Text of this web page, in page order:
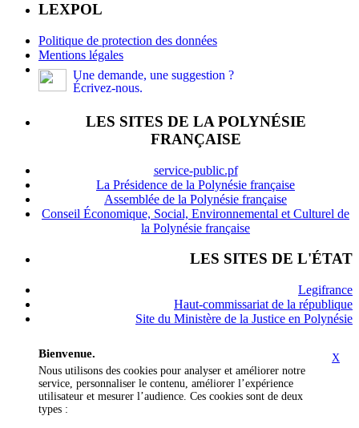
LEXPOL
Politique de protection des données
Mentions légales
Une demande, une suggestion ?
Écrivez-nous.
LES SITES DE LA POLYNÉSIE
FRANÇAISE
service-public.pf
La Présidence de la Polynésie française
Assemblée de la Polynésie française
Conseil Économique, Social, Environnemental et Culturel de
la Polynésie française
LES SITES DE L'ÉTAT
Legifrance
Haut-commissariat de la république
Site du Ministère de la Justice en Polynésie
X
Bienvenue.
Nous utilisons des cookies pour analyser et améliorer notre
service, personnaliser le contenu, améliorer l’expérience
utilisateur et mesurer l’audience. Ces cookies sont de deux
types :